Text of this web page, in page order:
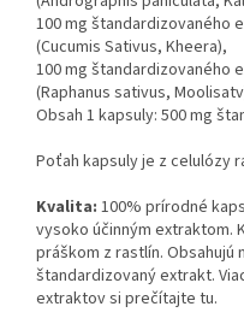
100 mg štandardizovaného
(Cucumis Sativus, Kheera),
100 mg štandardizovaného
(Raphanus sativus,
Obsah 1 kapsuly: 500 mg
Poťah kapsuly je z celulózy
Kvalita: 100% prírodné
vysoko účinným extraktom.
práškom z rastlín. Obsahujú
štandardizovaný extrakt.
extraktov si prečítajte tu.